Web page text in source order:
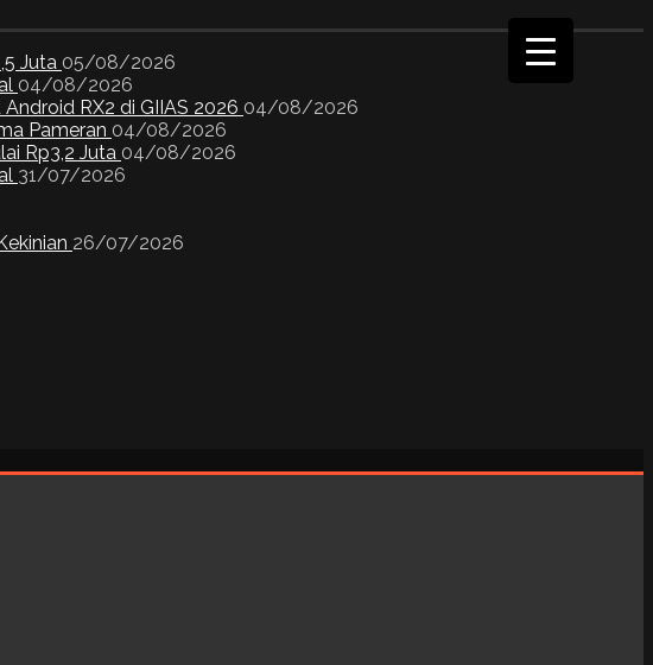
Juta 05/08/2026
04/08/2026
RX2 di GIIAS 2026 04/08/2026
Pameran 04/08/2026
Rp3,2 Juta 04/08/2026
31/07/2026
26/07/2026